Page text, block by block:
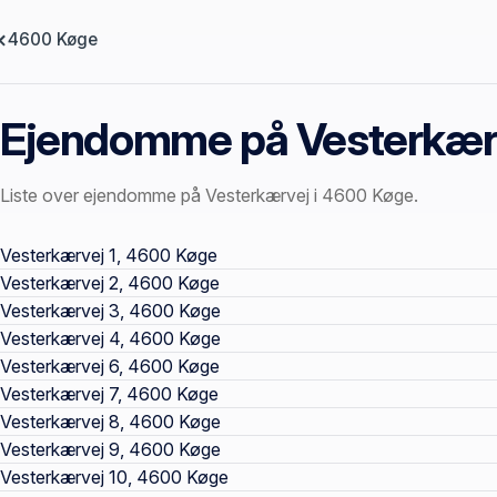
4600 Køge
Ejendomme på
Liste over ejendomme på Vesterkærvej i 4600 Køge.
Offentlige ejendomssider
Vesterkærvej 1, 4600 Køge
Vesterkærvej 2, 4600 Køge
Vesterkærvej 3, 4600 Køge
Vesterkærvej 4, 4600 Køge
Vesterkærvej 6, 4600 Køge
Vesterkærvej 7, 4600 Køge
Vesterkærvej 8, 4600 Køge
Vesterkærvej 9, 4600 Køge
Vesterkærvej 10, 4600 Køge